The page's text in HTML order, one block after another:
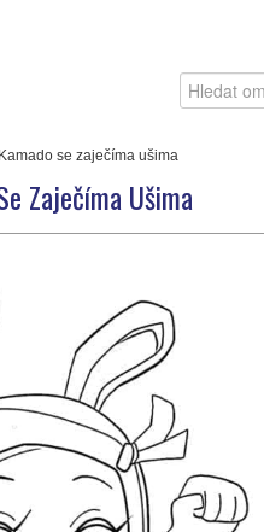
se zaječíma ušima
Zaječíma Ušima